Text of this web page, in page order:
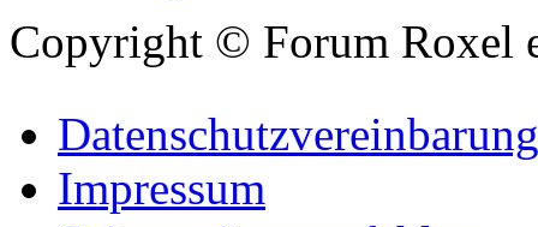
Copyright © Forum Roxel
Datenschutzvereinbarung
Impressum